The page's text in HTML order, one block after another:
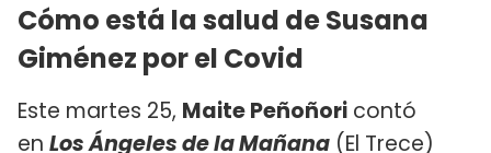
Cómo está la salud de Susana
Giménez por el Covid
Este martes 25, Maite Peñoñori contó
en Los Ángeles de la Mañana (El Trece)